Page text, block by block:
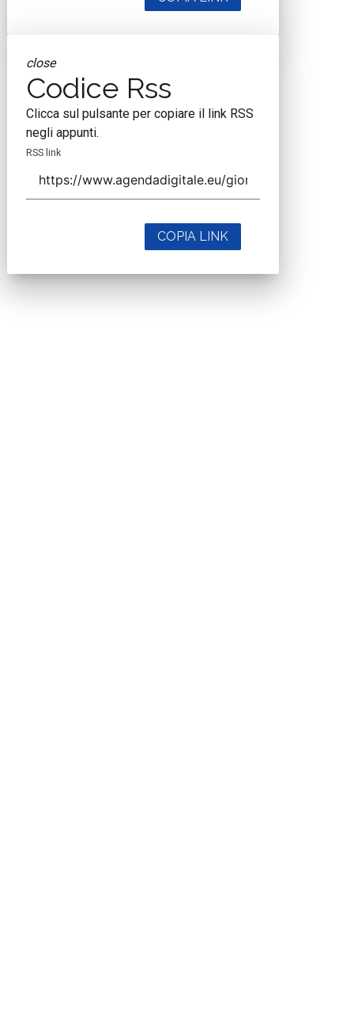
close
Codice Rss
Clicca sul pulsante per copiare il link RSS
negli appunti.
RSS link
COPIA LINK